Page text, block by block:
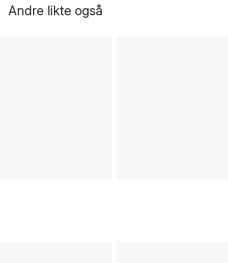
Andre likte også